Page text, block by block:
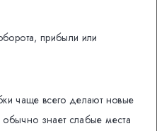
прибыли или
чаще всего делают новые
знает слабые места